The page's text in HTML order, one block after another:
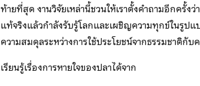
ท้ายที่สุด งานวิจัยเหล่านี้ชวนให้เราตั้งคำถามอีกครั้ง
แท้จริงแล้วกำลังรับรู้โลกและเผชิญความทุกข์ในรูปแ
ความสมดุลระหว่างการใช้ประโยชน์จากธรรมชาติกั
เรียนรู้เรื่องการหายใจของปลาได้จาก